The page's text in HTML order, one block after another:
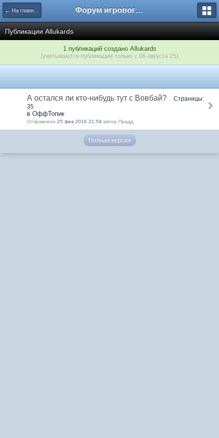
← На главную Форум игрового проекта Riverrise
Публикации Аllukards
1 публикаций создано Аllukards
(учитываются публикации только с 06-августа 25)
А остался ли кто-нибудь тут с Вовбай?
Страницы:
35
в ОффТопик
Отправлено 25 фев 2016 21:59 автор Прадд
Полная версия